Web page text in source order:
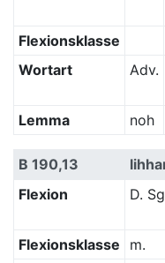
Flexionsklasse
Wortart
Adv.
Lemma
noh
B 190,13
Flexion
D.
Flexionsklasse m.